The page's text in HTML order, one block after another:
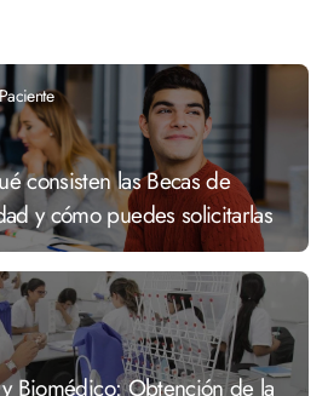
consisten las Becas de
y cómo puedes solicitarlas
Biomédico: Obtención de la